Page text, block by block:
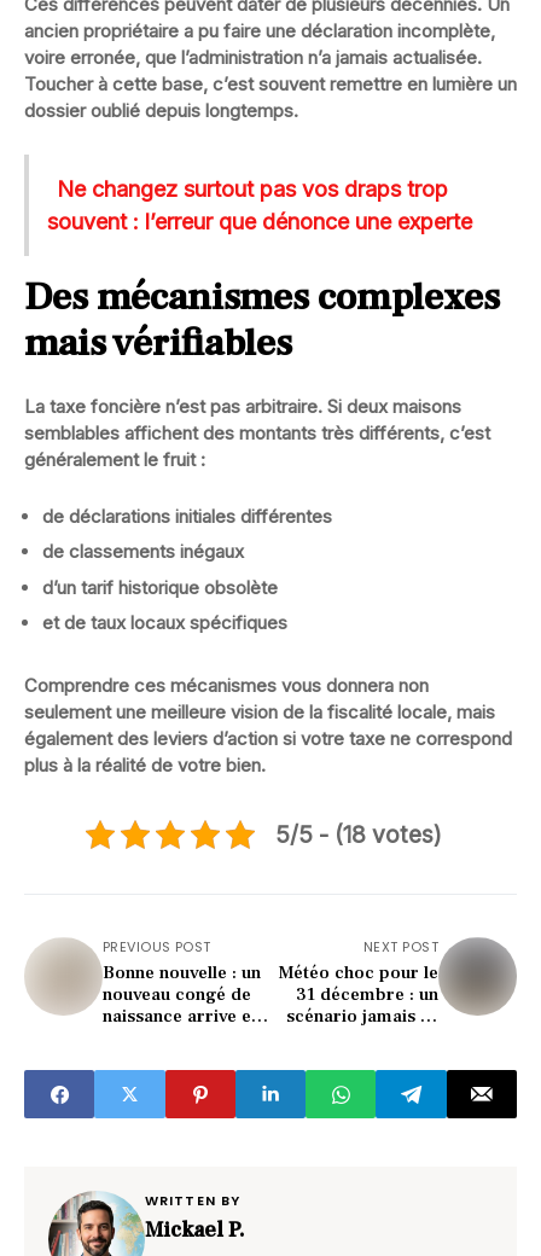
ancien propriétaire a pu faire une déclaration incomplète,
voire erronée, que l’administration n’a jamais actualisée.
Toucher à cette base, c’est souvent remettre en lumière un
dossier oublié depuis longtemps.
Ne changez surtout pas vos draps trop
souvent : l’erreur que dénonce une experte
Des mécanismes complexes
mais vérifiables
La taxe foncière n’est pas arbitraire. Si deux maisons
semblables affichent des montants très différents, c’est
généralement le fruit :
de déclarations initiales différentes
de classements inégaux
d’un tarif historique obsolète
et de taux locaux spécifiques
Comprendre ces mécanismes vous donnera non
seulement une meilleure vision de la fiscalité locale, mais
également des leviers d’action si votre taxe ne correspond
plus à la réalité de votre bien.
5/5 - (18 votes)
PREVIOUS POST
Bonne nouvelle : un
nouveau congé de
naissance arrive en
NEXT POST
Météo choc pour le
31 décembre : un
scénario jamais vu
WRITTEN BY
Mickael P.